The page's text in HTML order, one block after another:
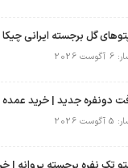
2026
2026